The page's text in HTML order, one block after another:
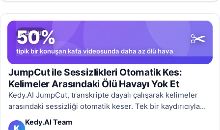
KURGU ✂️
50%
tipik bir konuşan kafa videosunda daha az ölü hava
JumpCut ile Sessizlikleri Otomatik Kes:
Kelimeler Arasındaki Ölü Havayı Yok Et
Kedy.AI JumpCut, transkripte dayalı çalışarak kelimeler
arasındaki sessizliği otomatik keser. Tek bir kaydırıcıyla
haber temposundan dram nefesine; tarayıcıda, ses ve
Kedy.AI Team